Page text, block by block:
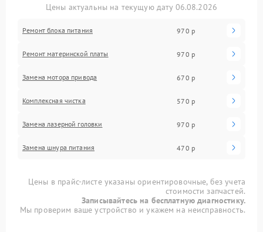
Цены актуальны на текущую дату 06.08.2026
Ремонт блока питания 970 р
Ремонт материнской платы 970 р
Замена мотора привода 670 р
Комплексная чистка 570 р
Замена лазерной головки 970 р
Замена шнура питания 470 р
Цены в прайс-листе указаны ориентировочные, без учета
стоимости запчастей.
Записывайтесь на бесплатную диагностику.
Мы проверим ваше устройство и укажем на неисправность.